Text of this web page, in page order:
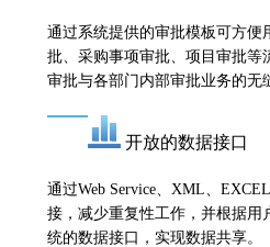
通过系统提供的审批模板可方便
批、采购事项审批、项目审批等
审批与各部门内部审批业务的无
开放的数据接口
通过Web Service、XML、
接，减少重复性工作，并根据用
统的数据接口，实现数据共享。